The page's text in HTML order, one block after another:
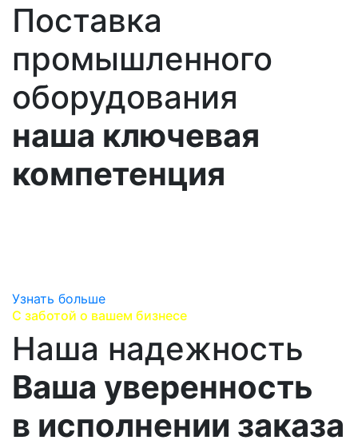
Поставка
промышленного
оборудования
наша ключевая
компетенция
Узнать больше
С заботой о вашем бизнесе
Наша надежность
Ваша уверенность
в исполнении заказа